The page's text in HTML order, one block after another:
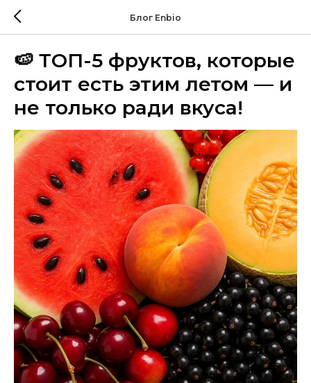
Блог Enbio
🍉 ТОП-5 фруктов, которые
стоит есть этим летом — и
не только ради вкуса!